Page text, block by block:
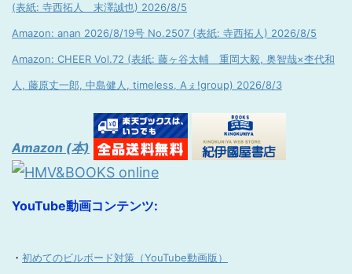
(表紙: 寺西拓人 末澤誠也) 2026/8/5
Amazon: anan 2026/8/19号 No.2507 (表紙: 寺西拓人) 2026/8/5
Amazon: CHEER Vol.72 (表紙: 藤ヶ谷太輔 重岡大毅, 奥智哉×杢代和
人, 藤原丈一郎, 中島健人, timeless, Aぇ!group) 2026/8/3
Amazon (本)
YouTube動画コンテンツ:
・ 初めてのビルボード対策（YouTube動画版）